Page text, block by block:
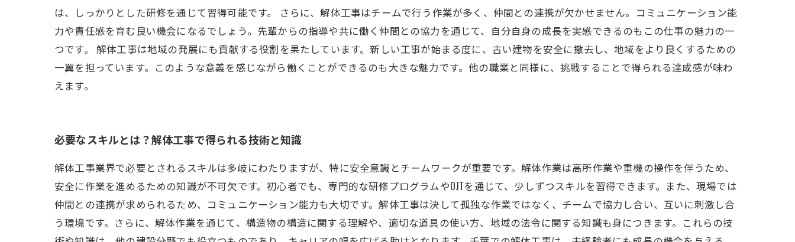
は、しっかりとした研修を通じて習得可能です。 さらに、解体工事はチームで行う作業が多く、仲間との連携が欠かせません。コミュニケーション能
力や責任感を育む良い機会になるでしょう。先輩からの指導や共に働く仲間との協力を通じて、自分自身の成長を実感できるのもこの仕事の魅力の一
つです。 解体工事は地域の発展にも貢献する役割を果たしています。新しい工事が始まる度に、古い建物を安全に撤去し、地域をより良くするための
一翼を担っています。このような意義を感じながら働くことができるのも大きな魅力です。他の職業と同様に、挑戦することで得られる達成感が味わ
えます。
必要なスキルとは？解体工事で得られる技術と知識
解体工事業界で必要とされるスキルは多岐にわたりますが、特に安全意識とチームワークが重要です。解体作業は高所作業や重機の操作を伴うため、
安全に作業を進めるための知識が不可欠です。初心者でも、専門的な研修プログラムやOJTを通じて、少しずつスキルを習得できます。また、現場では
仲間との連携が求められるため、コミュニケーション能力も大切です。解体工事は決して孤独な作業ではなく、チームで協力し合い、互いに刺激し合
う環境です。さらに、解体作業を通じて、構造物の構造に関する理解や、適切な道具の使い方、地域の法令に関する知識も身につきます。これらの技